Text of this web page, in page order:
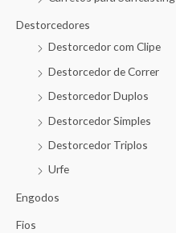
Destorcedores
Destorcedor com Clipe
Destorcedor de Correr
Destorcedor Duplos
Destorcedor Simples
Destorcedor Triplos
Urfe
Engodos
Fios